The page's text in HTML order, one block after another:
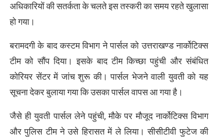
अधिकारियों की सतर्कता के चलते इस तस्करी का समय रहते खुलासा
हो गया।
बरामदगी के बाद कस्टम विभाग ने पार्सल को उत्तराखण्ड नार्कोटिक्स
टीम को सौंप दिया। इसके बाद टीम किच्छा पहुंची और संबंधित
कोरियर सेंटर में जांच शुरू की। पार्सल भेजने वाली युवती को यह
सूचना देकर बुलाया गया कि उसका पार्सल वापस आ गया है।
जैसे ही युवती पार्सल लेने पहुंची, मौके पर मौजूद नार्कोटिक्स विभाग
और पुलिस टीम ने उसे हिरासत में ले लिया। सीसीटीवी फुटेज की